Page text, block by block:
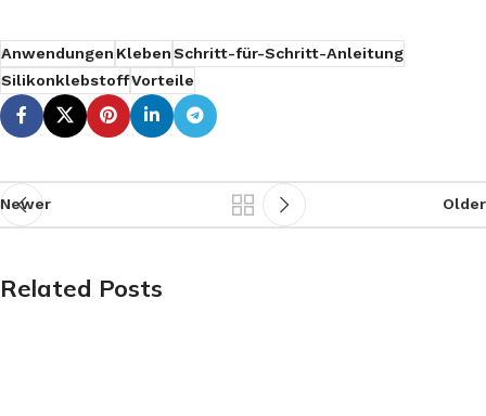
AnwendungenKlebenSchritt-für-Schritt-Anleitung
SilikonklebstoffVorteile
Newer Older
Related Posts